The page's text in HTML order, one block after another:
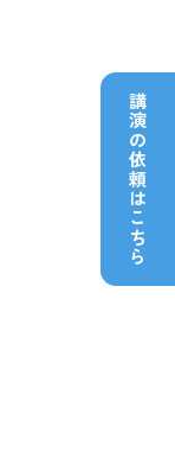
講演の依頼はこちら